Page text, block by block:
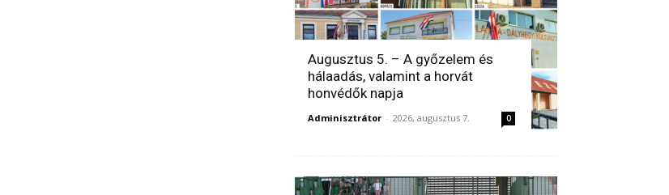
Augusztus 5. – A győzelem és
hálaadás, valamint a horvát
honvédők napja
Adminisztrátor - 2026, augusztus 7. 0